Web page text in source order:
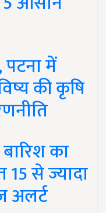
में
की कृषि
का
से ज्यादा
अलर्ट